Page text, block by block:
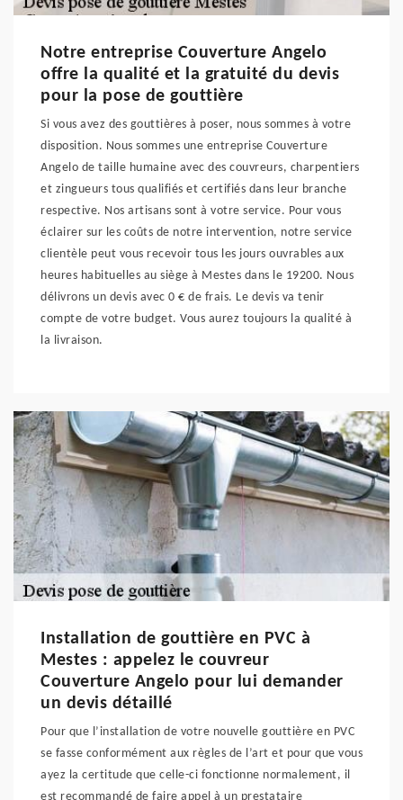
Notre entreprise Couverture Angelo
offre la qualité et la gratuité du devis
pour la pose de gouttière
Si vous avez des gouttières à poser, nous sommes à votre
disposition. Nous sommes une entreprise Couverture
Angelo de taille humaine avec des couvreurs, charpentiers
et zingueurs tous qualifiés et certifiés dans leur branche
respective. Nos artisans sont à votre service. Pour vous
éclairer sur les coûts de notre intervention, notre service
clientèle peut vous recevoir tous les jours ouvrables aux
heures habituelles au siège à Mestes dans le 19200. Nous
délivrons un devis avec 0 € de frais. Le devis va tenir
compte de votre budget. Vous aurez toujours la qualité à
la livraison.
Installation de gouttière en PVC à
Mestes : appelez le couvreur
Couverture Angelo pour lui demander
un devis détaillé
Pour que l’installation de votre nouvelle gouttière en PVC
se fasse conformément aux règles de l’art et pour que vous
ayez la certitude que celle-ci fonctionne normalement, il
est recommandé de faire appel à un prestataire